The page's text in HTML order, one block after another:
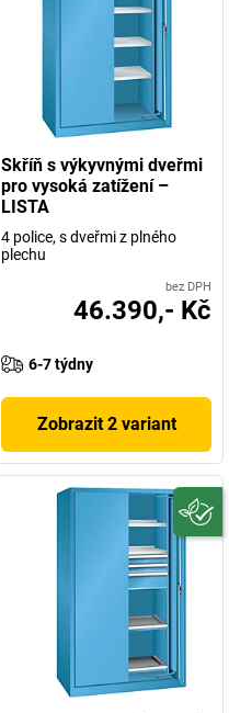
Skříň s výkyvnými dveřmi
pro vysoká zatížení –
LISTA
4 police, s dveřmi z plného
plechu
bez DPH
46.390,- Kč
6-7 týdny
Zobrazit 2 variant